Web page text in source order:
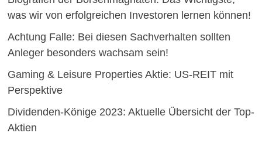
was wir von erfolgreichen Investoren lernen können!
Achtung Falle: Bei diesen Sachverhalten sollten
Anleger besonders wachsam sein!
Gaming & Leisure Properties Aktie: US-REIT mit
Perspektive
Dividenden-Könige 2023: Aktuelle Übersicht der Top-
Aktien